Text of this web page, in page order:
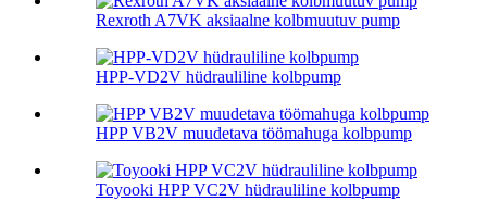
Rexroth A7VK aksiaalne kolbmuutuv pump
HPP-VD2V hüdrauliline kolbpump
HPP VB2V muudetava töömahuga kolbpump
Toyooki HPP VC2V hüdrauliline kolbpump